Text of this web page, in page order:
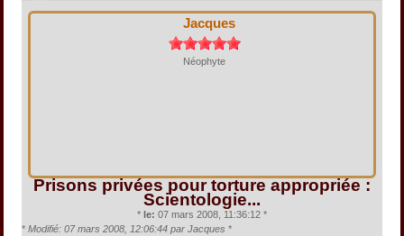
Jacques
Néophyte
Prisons privées pour torture appropriée :
Scientologie...
* le: 07 mars 2008, 11:36:12 *
* Modifié: 07 mars 2008, 12:06:44 par Jacques *